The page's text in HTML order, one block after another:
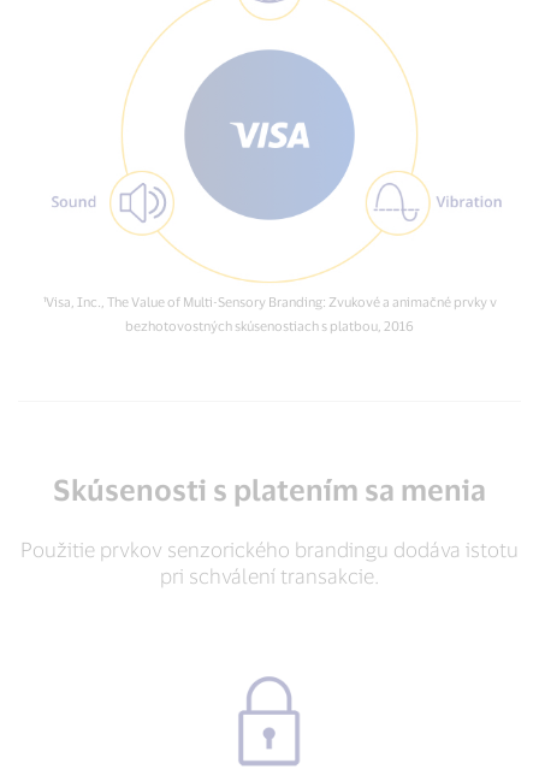
¹Visa, Inc., The Value of Multi-Sensory Branding: Zvukové a animačné prvky v
bezhotovostných skúsenostiach s platbou, 2016
Skúsenosti s platením sa menia
Použitie prvkov senzorického brandingu dodáva istotu
pri schválení transakcie.